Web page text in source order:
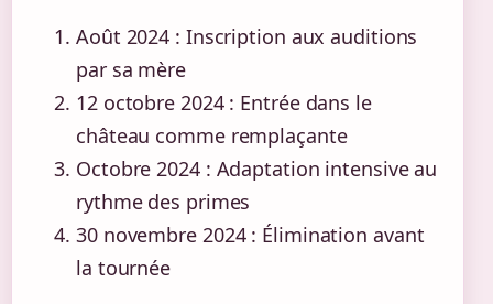
Août 2024 : Inscription aux auditions
par sa mère
12 octobre 2024: Entrée dans le
château comme remplaçante
Octobre 2024: Adaptation intensive au
rythme des primes
30 novembre 2024: Élimination avant
la tournée